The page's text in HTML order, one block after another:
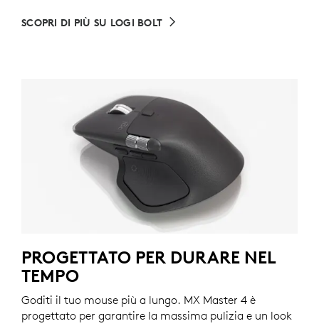
SCOPRI DI PIÙ SU LOGI BOLT
PROGETTATO PER DURARE NEL
TEMPO
Goditi il tuo mouse più a lungo. MX Master 4 è
progettato per garantire la massima pulizia e un look